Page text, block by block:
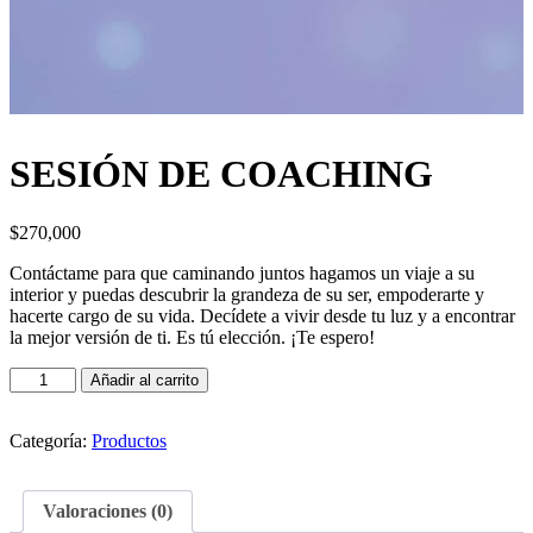
SESIÓN DE COACHING
$270,000
Contáctame para que caminando juntos hagamos un viaje a su
interior y puedas descubrir la grandeza de su ser, empoderarte y
hacerte cargo de su vida. Decídete a vivir desde tu luz y a encontrar
la mejor versión de ti. Es tú elección. ¡Te espero!
Añadir al carrito
Categoría: Productos
Valoraciones (0)